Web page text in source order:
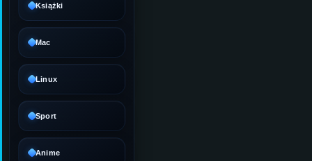
Książki
Mac
Linux
Sport
Anime